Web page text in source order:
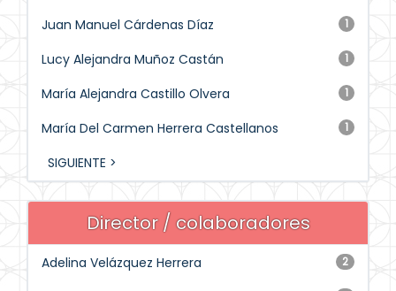
1
Juan Manuel Cárdenas Díaz
1
Lucy Alejandra Muñoz Castán
1
María Alejandra Castillo Olvera
1
María Del Carmen Herrera Castellanos
SIGUIENTE >
Director / colaboradores
2
Adelina Velázquez Herrera